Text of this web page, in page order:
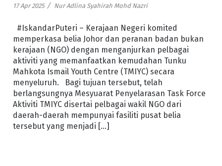
17 Apr 2025 / Nur Adlina Syahirah Mohd Nazri
#IskandarPuteri – Kerajaan Negeri komited
memperkasa belia Johor dan peranan badan bukan
kerajaan (NGO) dengan menganjurkan pelbagai
aktiviti yang memanfaatkan kemudahan Tunku
Mahkota Ismail Youth Centre (TMIYC) secara
menyeluruh. Bagi tujuan tersebut, telah
berlangsungnya Mesyuarat Penyelarasan Task Force
Aktiviti TMIYC disertai pelbagai wakil NGO dari
daerah-daerah mempunyai fasiliti pusat belia
tersebut yang menjadi […]